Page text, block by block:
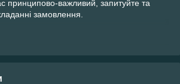
принципово-важливий, запитуйте та
замовлення.